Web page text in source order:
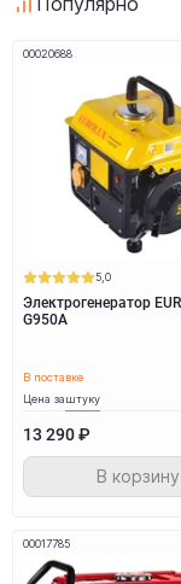
00020688
5,0
Электрогенератор
G950A
В поставке
Цена заштуку
13 290 ₽
В корзину
00017785